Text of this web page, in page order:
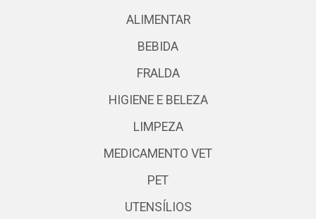
ALIMENTAR
BEBIDA
FRALDA
HIGIENE E BELEZA
LIMPEZA
MEDICAMENTO VET
PET
UTENSÍLIOS